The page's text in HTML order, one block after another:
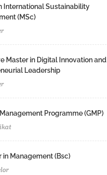
International Sustainability
(MSc)
Master in Digital Innovation and
Leadership
Programme (GMP)
in Management (Bsc)